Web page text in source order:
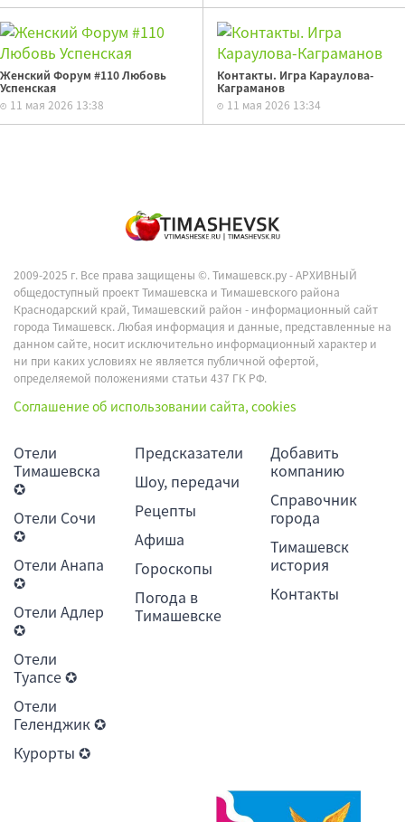
Женский Форум #110 Любовь
Успенская
11 мая 2026 13:38
Контакты. Игра Караулова-
Каграманов
11 мая 2026 13:34
2009-2025 г. Все права защищены ©.Тимашевск.ру - АРХИВНЫЙ
общедоступный проект Тимашевска и Тимашевского района
Краснодарский край, Тимашевский район - информационный сайт
города Тимашевск. Любая информация и данные, представленные на
данном сайте, носит исключительно информационный характер и
ни при каких условиях не является публичной офертой,
определяемой положениями статьи 437 ГК РФ.
Соглашение об использовании сайта, cookies
Отели
Тимашевска
✪
Отели Сочи
✪
Отели Анапа
✪
Отели Адлер
✪
Отели
Туапсе ✪
Отели
Геленджик ✪
Курорты ✪
Предсказатели
Шоу, передачи
Рецепты
Афиша
Гороскопы
Погода в
Тимашевске
Добавить
компанию
Справочник
города
Тимашевск
история
Контакты